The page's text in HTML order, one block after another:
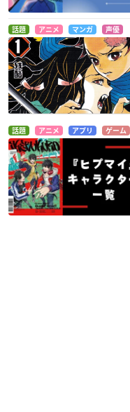
話題 アニメ マンガ 声優
話題 アニメ アプリ ゲーム